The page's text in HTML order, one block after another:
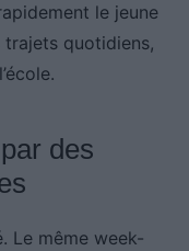
le jeune
quotidiens,
des
Le même week-